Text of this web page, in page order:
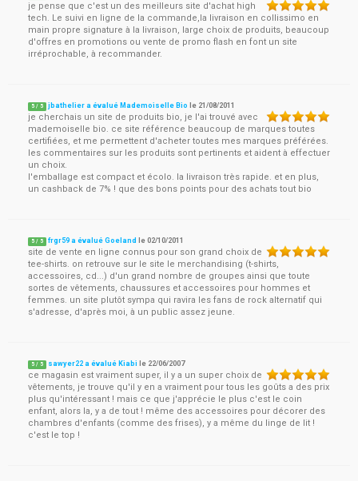
je pense que c'est un des meilleurs site d'achat high
tech. Le suivi en ligne de la commande,la livraison en collissimo en
main propre signature à la livraison, large choix de produits, beaucoup
d'offres en promotions ou vente de promo flash en font un site
irréprochable, à recommander.
5 / 5 jbathelier a évalué Mademoiselle Bio le 21/08/2011
je cherchais un site de produits bio, je l'ai trouvé avec
mademoiselle bio. ce site référence beaucoup de marques toutes
certifiées, et me permettent d'acheter toutes mes marques préférées.
les commentaires sur les produits sont pertinents et aident à effectuer
un choix.
l'emballage est compact et écolo. la livraison très rapide. et en plus,
un cashback de 7% ! que des bons points pour des achats tout bio
5 / 5 frgr59 a évalué Goeland le02/10/2011
site de vente en ligne connus pour son grand choix de
tee-shirts. on retrouve sur le site le merchandising (t-shirts,
accessoires, cd...) d'un grand nombre de groupes ainsi que toute
sortes de vêtements, chaussures et accessoires pour hommes et
femmes. un site plutôt sympa qui ravira les fans de rock alternatif qui
s'adresse, d'après moi, à un public assez jeune.
5 / 5 sawyer22 a évalué Kiabi le 22/06/2007
ce magasin est vraiment super, il y a un super choix de
vêtements, je trouve qu'il y en a vraiment pour tous les goûts a des prix
plus qu'intéressant ! mais ce que j'apprécie le plus c'est le coin
enfant, alors la, y a de tout ! même des accessoires pour décorer des
chambres d'enfants (comme des frises), y a même du linge de lit !
c'est le top !